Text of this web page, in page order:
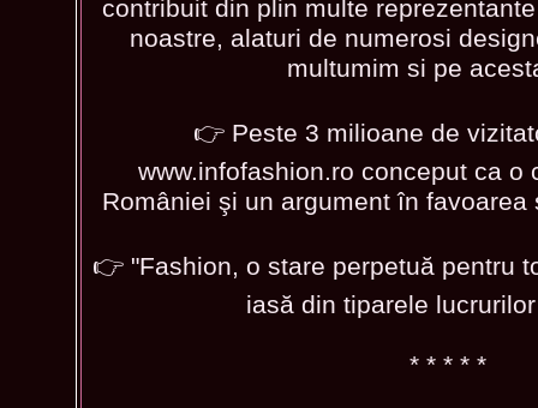
contribuit din plin multe
noastre, alaturi de numerosi
multumim si pe
👉 Peste 3 milioane de
www.infofashion.ro conceput ca o
României şi un argument în
👉 "Fashion, o stare perpetuă pentru
iasă din tiparele
* * * * *